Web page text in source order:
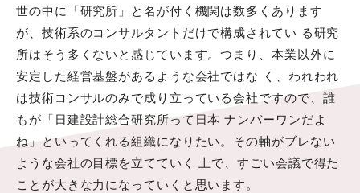
世の中に「研究所」と名が付く機関は数多くあります
が、技術系のコンサルタントだけで構成されてい る研究
所はそう多くないと感じています。つまり、本業以外に
安定した経営基盤があるような会社ではな く、われわれ
は技術コンサルのみで成り立っている会社ですので、誰
もが「日建設計総合研究所って日本 ナンバーワンだよ
ね」といってくれる組織になりたい。その軸がブレない
ような会社の目標を立てていく 上で、すごい会議で得た
ことが大きな力になっていくと思います。